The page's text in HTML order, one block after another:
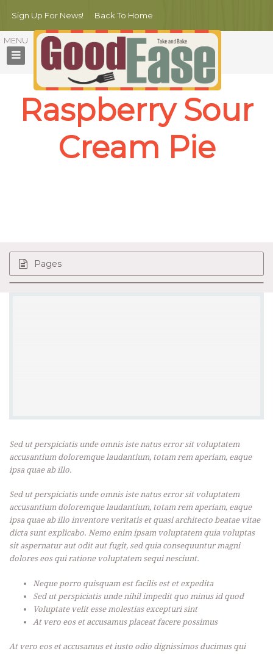
Sign Up For News! Back To Home
Raspberry Sour
Cream Pie
Pages
Sed ut perspiciatis unde omnis iste natus error sit voluptatem
accusantium doloremque laudantium, totam rem aperiam, eaque
ipsa quae ab illo.
Sed ut perspiciatis unde omnis iste natus error sit voluptatem
accusantium doloremque laudantium, totam rem aperiam, eaque
ipsa quae ab illo inventore veritatis et quasi architecto beatae vitae
dicta sunt explicabo. Nemo enim ipsam voluptatem quia voluptas
sit aspernatur aut odit aut fugit, sed quia consequuntur magni
dolores eos qui ratione voluptatem sequi nesciunt.
Neque porro quisquam est facilis est et expedita
Sed ut perspiciatis unde nihil impedit quo minus id quod
Voluptate velit esse molestias excepturi sint
At vero eos et accusamus placeat facere possimus
At vero eos et accusamus et iusto odio dignissimos ducimus qui